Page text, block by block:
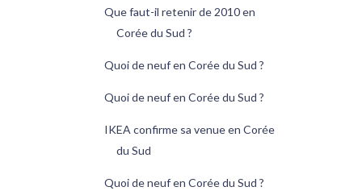
Que faut-il retenir de 2010 en
Corée du Sud ?
Quoi de neuf en Corée du Sud ?
Quoi de neuf en Corée du Sud ?
IKEA confirme sa venue en Corée
du Sud
Quoi de neuf en Corée du Sud ?